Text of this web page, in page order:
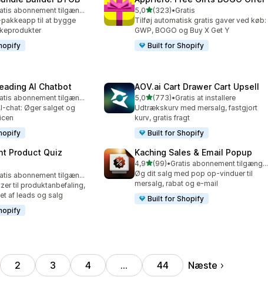
i alt
Gratis abonnement tilgængeligt
til at bygge
5,0ud af 5 stjerner
(323)
323 anmeldelser i alt
•Gratis
Tilføj automatisk gratis gaver ved køb:
GWP, BOGO og Buy X Get Y
Built for Shopify
AI Chatbot
i alt
Gratis abonnement tilgængeligt
chat: Øger salget og
AOV.ai Cart Drawer Cart Upsell
5,0ud af 5 stjerner
(773)
773 anmeldelser i alt
•Gratis at installere
Udtrækskurv med mersalg, fastgjort
kurv, gratis fragt
Built for Shopify
Product Quiz
i alt
Gratis abonnement tilgængeligt
til produktanbefaling,
af leads og salg
Kaching Sales & Email Popup
4,9ud af 5 stjerner
(99)
99 anmeldelser i alt
•
Gratis abonnement tilgængeligt
Øg dit salg med pop op-vinduer til
mersalg, rabat og e-mail
Built for Shopify
2 3 4 … 44 Næste